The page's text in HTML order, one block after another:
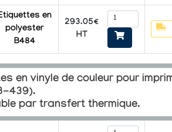
en
polyester
B484
293.05€
HT
en vinyle de couleur pour
439).
par transfert thermique.